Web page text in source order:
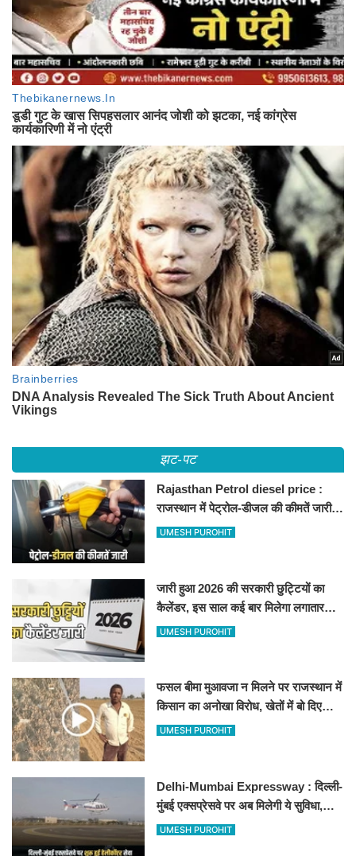
झट-पट
Rajasthan Petrol diesel price :
राजस्थान में पेट्रोल-डीजल की कीमतें जारी,
जानिए बीकानेर समेत पुरे प्रदेश में नए रेट
UMESH PUROHIT
जारी हुआ 2026 की सरकारी छुट्टियों का
कैलेंडर, इस साल कई बार मिलेगा लगातार
अवकाश, देखें
UMESH PUROHIT
फसल बीमा मुआवजा न मिलने पर राजस्थान में
किसान का अनोखा विरोध, खेतों में बो दिए
500-500 रुपए के नोट, वीडियो वायरल
UMESH PUROHIT
Delhi-Mumbai Expressway : दिल्ली-
मुंबई एक्सप्रेसवे पर अब मिलेगी ये सुविधा,
हेलीकॉप्टर सर्विस से तुरंत घायल पहुंचेगा
UMESH PUROHIT